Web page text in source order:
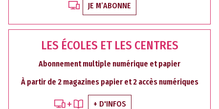
JE M’ABONNE
LES ÉCOLES ET LES CENTRES
Abonnement multiple numérique et papier
À partir de 2 magazines papier et 2 accès numériques
+ D'INFOS